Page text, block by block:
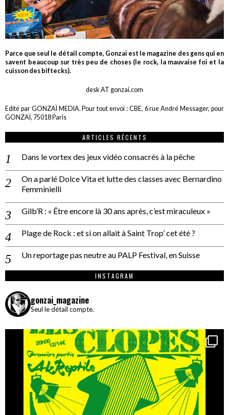
Parce que seul le détail compte, Gonzaï est le magazine des gens qui en
savent beaucoup sur très peu de choses (le rock, la mauvaise foi et la
cuisson des biftecks).
desk AT gonzai.com
Edité par GONZAÏ MEDIA. Pour tout envoi : CBE, 6 rue André Messager, pour
GONZAÏ, 75018 Paris
ARTICLES RÉCENTS
Dans le vortex des jeux vidéo consacrés à la pêche
On a parlé Dolce Vita et lutte des classes avec Bernardino
Femminielli
Gilb’R : « Être encore là 30 ans après, c’est miraculeux »
Plage de Rock : et si on allait à Saint Trop’ cet été ?
Un reportage pas neutre au PALP Festival, en Suisse
INSTAGRAM
gonzai_magazine
Seul le détail compte.